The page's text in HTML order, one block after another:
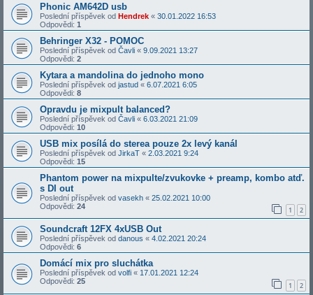
Phonic AM642D usb
Poslední příspěvek od Hendrek « 30.01.2022 16:53
Odpovědi: 1
Behringer X32 - POMOC
Poslední příspěvek od Čavli « 9.09.2021 13:27
Odpovědi: 2
Kytara a mandolina do jednoho mono
Poslední příspěvek od jastud « 6.07.2021 6:05
Odpovědi: 8
Opravdu je mixpult balanced?
Poslední příspěvek od Čavli « 6.03.2021 21:09
Odpovědi: 10
USB mix posílá do sterea pouze 2x levý kanál
Poslední příspěvek od JirkaT « 2.03.2021 9:24
Odpovědi: 15
Phantom power na mixpulte/zvukovke + preamp, kombo atď.
s DI out
Poslední příspěvek od vasekh « 25.02.2021 10:00
Odpovědi: 24 1 2
Soundcraft 12FX 4xUSB Out
Poslední příspěvek od danous « 4.02.2021 20:24
Odpovědi: 6
Domácí mix pro sluchátka
Poslední příspěvek od volfi « 17.01.2021 12:24
Odpovědi: 25 1 2